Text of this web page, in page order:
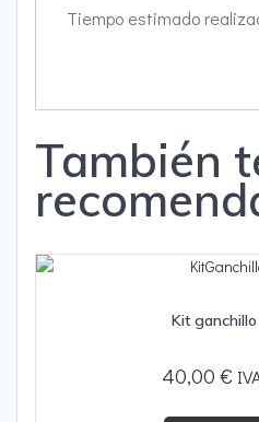
Tiempo estimado
También
Kit
40,00 €